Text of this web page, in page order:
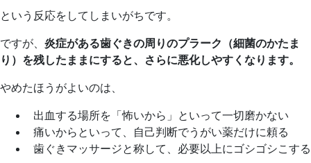
という反応をしてしまいがちです。
ですが、 炎症がある歯ぐきの周りのプラーク（細菌のかたま
り）を残したままにすると、さらに悪化しやすくなります。
やめたほうがよいのは、
出血する場所を「怖いから」といって一切磨かない
痛いからといって、自己判断でうがい薬だけに頼る
歯ぐきマッサージと称して、必要以上にゴシゴシこする